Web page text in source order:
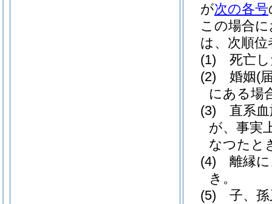
が次の各号
この場合
は、次順
(1)
死亡
(2)
婚姻(
にある場
(3)
直系
が、事実
なつたと
(4)
離縁
き。
(5)
子、